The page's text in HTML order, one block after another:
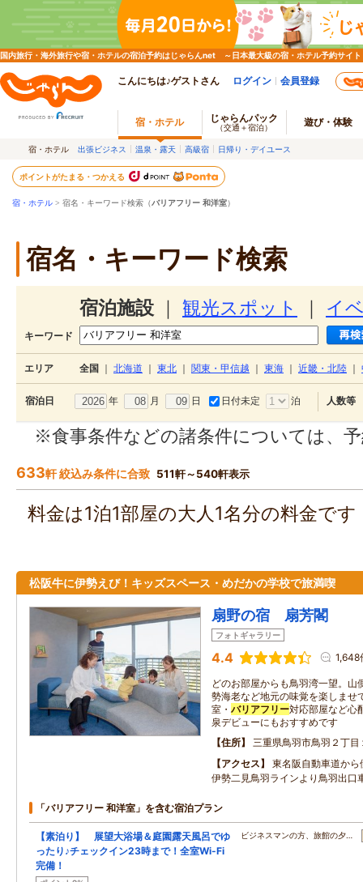
国内旅行・海外旅行や宿・ホテルの宿泊予約はじゃらんnet ～日本最大級の宿・ホテル予約サイト
こんにちは♪ゲストさん ログイン 会員登録
宿・ホテル じゃらんパック
（交通＋宿泊） 遊び・体験
宿・ホテル 出張ビジネス 温泉・露天 高級宿 日帰り・デイユース
ポイントがたまる・つかえる
宿・ホテル > 宿名・キーワード検索（バリアフリー 和洋室）
宿名・キーワード検索
宿泊施設 観光スポット イ
キーワード
エリア 全国 北海道 東北 関東・甲信越 東海 近畿・北陸
宿泊日 年 月 日 日付未定 泊 人数等
※食事条件などの諸条件については、
633軒 絞込み条件に合致 511軒～540軒表示
料金は1泊1部屋の大人1名分の料金で
松阪牛に伊勢えび！キッズスペース・めだかの学校で旅満喫
扇野の宿 扇芳閣
フォトギャラリー
4.4 1,648
どのお部屋からも鳥羽湾一望。山
勢海老など地元の味覚を楽しませ
室・ バリアフリー対応部屋など心
泉デビューにもおすすめです
住所
三重県鳥羽市鳥羽２丁目
アクセス
東名阪自動車道か
伊勢二見鳥羽ラインより鳥羽出口
「バリアフリー 和洋室」を含む宿泊プラン
【素泊り】 展望大浴場＆庭園露天風呂でゆ
ったり♪チェックイン23時まで！全室Wi-Fi
完備！
ビジネスマンの方、旅館の夕…